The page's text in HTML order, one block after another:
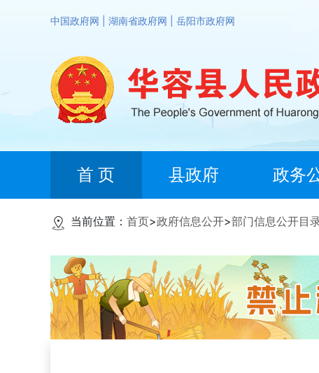
中国政府网 湖南省政府网 岳阳市政府网
首 页 县政府 政务
当前位置： 首页>政府信息公开>部门信息公开目